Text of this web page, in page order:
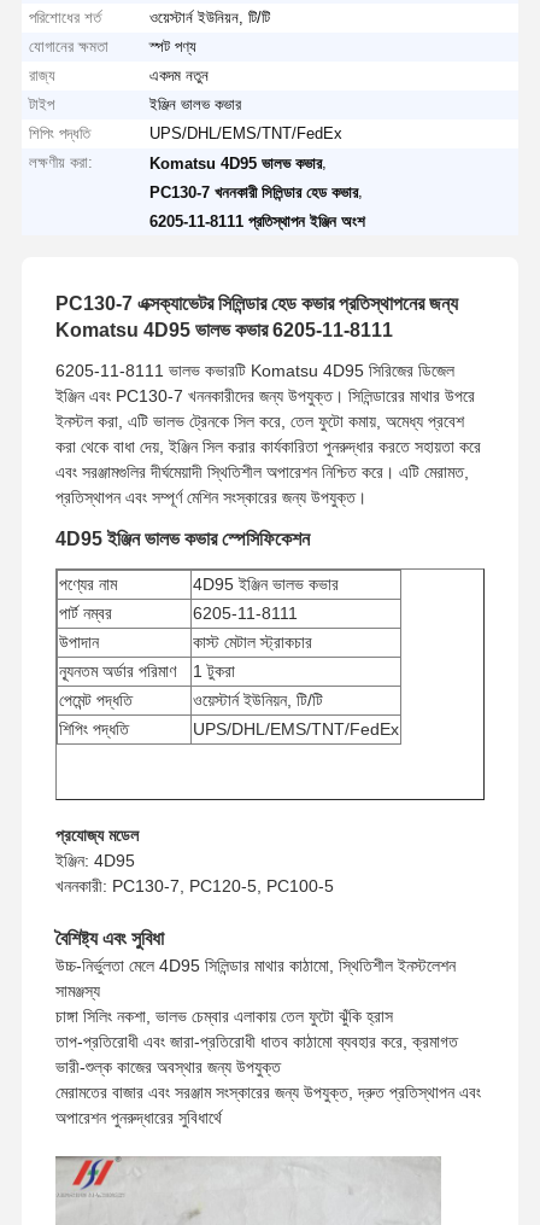
পরিশোধের শর্ত
ওয়েস্টার্ন ইউনিয়ন, টি/টি
যোগানের ক্ষমতা
স্পট পণ্য
রাজ্য
একদম নতুন
টাইপ
ইঞ্জিন ভালভ কভার
শিপিং পদ্ধতি
UPS/DHL/EMS/TNT/FedEx
লক্ষণীয় করা:
Komatsu 4D95 ভালভ কভার,
PC130-7 খননকারী সিলিন্ডার হেড কভার,
6205-11-8111 প্রতিস্থাপন ইঞ্জিন অংশ
PC130-7 এক্সক্যাভেটর সিলিন্ডার হেড কভার প্রতিস্থাপনের জন্য
Komatsu 4D95 ভালভ কভার 6205-11-8111
6205-11-8111 ভালভ কভারটি Komatsu 4D95 সিরিজের ডিজেল
ইঞ্জিন এবং PC130-7 খননকারীদের জন্য উপযুক্ত। সিলিন্ডারের মাথার উপরে
ইনস্টল করা, এটি ভালভ ট্রেনকে সিল করে, তেল ফুটো কমায়, অমেধ্য প্রবেশ
করা থেকে বাধা দেয়, ইঞ্জিন সিল করার কার্যকারিতা পুনরুদ্ধার করতে সহায়তা করে
এবং সরঞ্জামগুলির দীর্ঘমেয়াদী স্থিতিশীল অপারেশন নিশ্চিত করে। এটি মেরামত,
প্রতিস্থাপন এবং সম্পূর্ণ মেশিন সংস্কারের জন্য উপযুক্ত।
4D95 ইঞ্জিন ভালভ কভার স্পেসিফিকেশন
পণ্যের নাম
4D95 ইঞ্জিন ভালভ কভার
পার্ট নম্বর
6205-11-8111
উপাদান
কাস্ট মেটাল স্ট্রাকচার
ন্যূনতম অর্ডার পরিমাণ
1 টুকরা
পেমেন্ট পদ্ধতি
ওয়েস্টার্ন ইউনিয়ন, টি/টি
শিপিং পদ্ধতি
UPS/DHL/EMS/TNT/FedEx
প্রযোজ্য মডেল
ইঞ্জিন: 4D95
খননকারী: PC130-7, PC120-5, PC100-5
বৈশিষ্ট্য এবং সুবিধা
উচ্চ-নির্ভুলতা মেলে 4D95 সিলিন্ডার মাথার কাঠামো, স্থিতিশীল ইনস্টলেশন
সামঞ্জস্য
চাঙ্গা সিলিং নকশা, ভালভ চেম্বার এলাকায় তেল ফুটো ঝুঁকি হ্রাস
তাপ-প্রতিরোধী এবং জারা-প্রতিরোধী ধাতব কাঠামো ব্যবহার করে, ক্রমাগত
ভারী-শুল্ক কাজের অবস্থার জন্য উপযুক্ত
মেরামতের বাজার এবং সরঞ্জাম সংস্কারের জন্য উপযুক্ত, দ্রুত প্রতিস্থাপন এবং
অপারেশন পুনরুদ্ধারের সুবিধার্থে